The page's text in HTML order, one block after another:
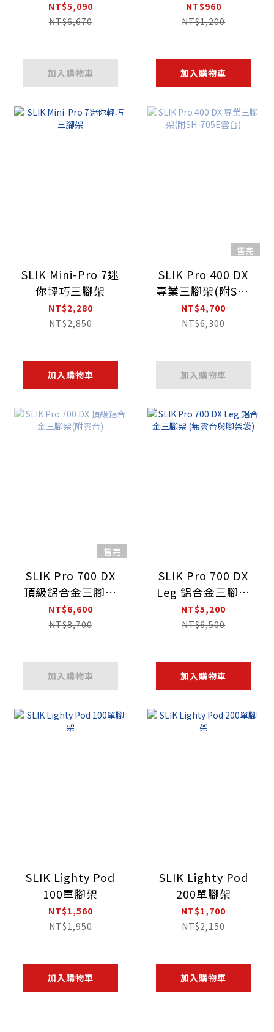
架+SH-707E雲台
NT$5,090
NT$6,670
加入購物車
NT$960
NT$1,200
加入購物車
SLIK Mini-Pro 7迷
你輕巧三腳架
NT$2,280
NT$2,850
加入購物車
售完
SLIK Pro 400 DX
專業三腳架(附SH-
705E雲台)
NT$4,700
NT$6,300
加入購物車
售完
SLIK Pro 700 DX
頂級鋁合金三腳架
(附雲台)
NT$6,600
NT$8,700
加入購物車
SLIK Pro 700 DX
Leg 鋁合金三腳架
(無雲台與腳架袋)
NT$5,200
NT$6,500
加入購物車
SLIK Lighty Pod
100單腳架
NT$1,560
NT$1,950
加入購物車
SLIK Lighty Pod
200單腳架
NT$1,700
NT$2,150
加入購物車